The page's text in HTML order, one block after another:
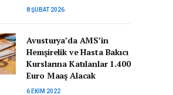
8 ŞUBAT 2026
Avusturya’da AMS’in
Hemşirelik ve Hasta Bakıcı
Kurslarına Katılanlar 1.400
Euro Maaş Alacak
6 EKIM 2022